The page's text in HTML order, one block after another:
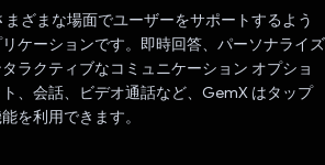
ざまな場面でユーザーをサポートするよう
ケーションです。即時回答、パーソナライズ
ラクティブなコミュニケーション オプショ
、会話、ビデオ通話など、GemX はタップ
を利用できます。